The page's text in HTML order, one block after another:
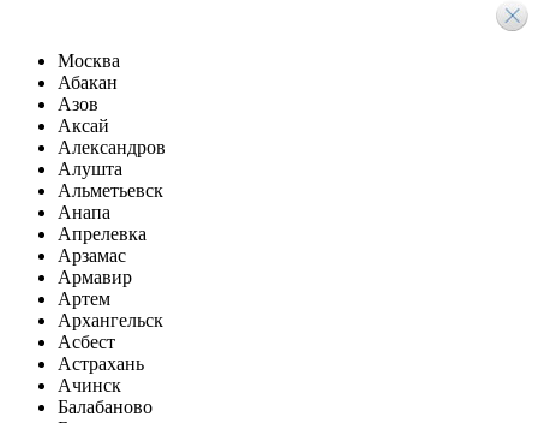
Москва
Абакан
Азов
Аксай
Александров
Алушта
Альметьевск
Анапа
Апрелевка
Арзамас
Армавир
Артем
Архангельск
Асбест
Астрахань
Ачинск
Балабаново